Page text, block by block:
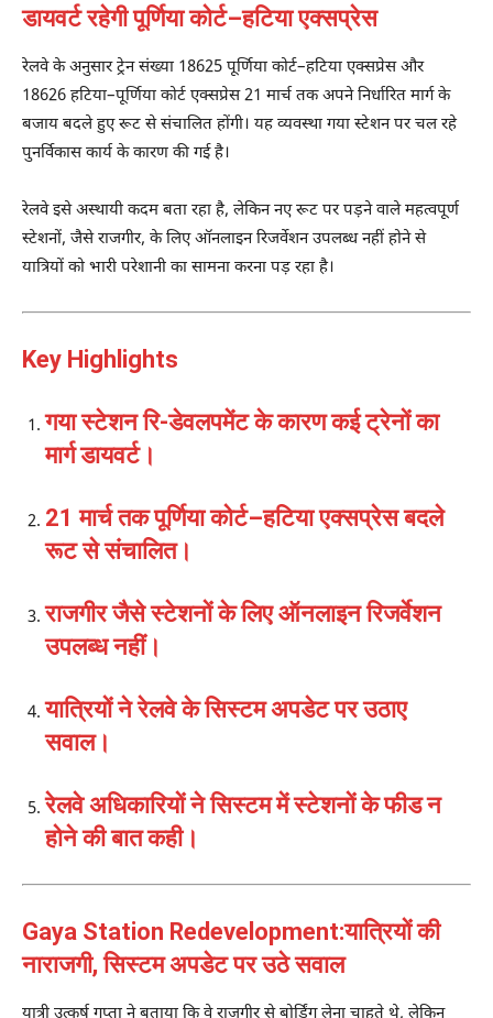
डायवर्ट रहेगी पूर्णिया कोर्ट–हटिया एक्सप्रेस
रेलवे के अनुसार ट्रेन संख्या 18625 पूर्णिया कोर्ट–हटिया एक्सप्रेसऔर
18626 हटिया–पूर्णिया कोर्ट एक्सप्रेस21 मार्च तक अपने निर्धारित मार्ग के
बजाय बदले हुए रूट से संचालित होंगी। यह व्यवस्था गया स्टेशन पर चल रहे
पुनर्विकास कार्य के कारण की गई है।
रेलवे इसे अस्थायी कदम बता रहा है, लेकिन नए रूट पर पड़ने वाले महत्वपूर्ण
स्टेशनों, जैसेराजगीर, के लिए ऑनलाइन रिजर्वेशन उपलब्ध नहीं होने से
यात्रियों को भारी परेशानी का सामना करना पड़ रहा है।
Key Highlights
गया स्टेशन रि-डेवलपमेंट के कारण कई ट्रेनों का
मार्ग डायवर्ट।
21 मार्च तक पूर्णिया कोर्ट–हटिया एक्सप्रेस बदले
रूट से संचालित।
राजगीर जैसे स्टेशनों के लिए ऑनलाइन रिजर्वेशन
उपलब्ध नहीं।
यात्रियों ने रेलवे के सिस्टम अपडेट पर उठाए
सवाल।
रेलवे अधिकारियों ने सिस्टम में स्टेशनों के फीड न
होने की बात कही।
Gaya Station Redevelopment:यात्रियों की
नाराजगी, सिस्टम अपडेट पर उठे सवाल